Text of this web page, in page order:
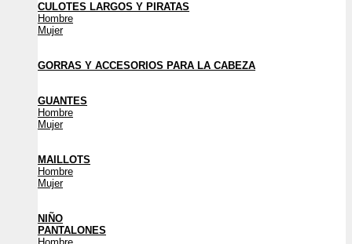
CULOTES LARGOS Y PIRATAS
Hombre
Mujer
GORRAS Y ACCESORIOS PARA LA CABEZA
GUANTES
Hombre
Mujer
MAILLOTS
Hombre
Mujer
NIÑO
PANTALONES